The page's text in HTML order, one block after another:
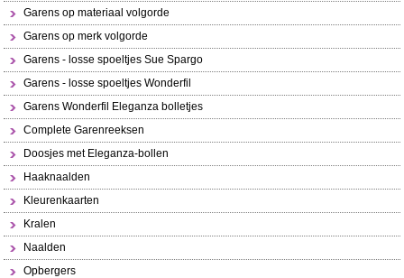
Garens op materiaal volgorde
Garens op merk volgorde
Garens - losse spoeltjes Sue Spargo
Garens - losse spoeltjes Wonderfil
Garens Wonderfil Eleganza bolletjes
Complete Garenreeksen
Doosjes met Eleganza-bollen
Haaknaalden
Kleurenkaarten
Kralen
Naalden
Opbergers